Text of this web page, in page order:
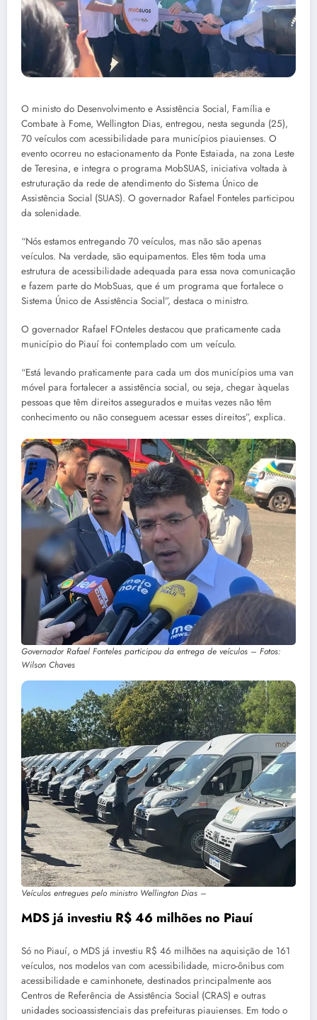
O ministo do Desenvolvimento e Assistência Social, Família e
Combate à Fome, Wellington Dias, entregou, nesta segunda (25),
70 veículos com acessibilidade para municípios piauienses. O
evento ocorreu no estacionamento da Ponte Estaiada, na zona Leste
de Teresina, e integra o programa MobSUAS, iniciativa voltada à
estruturação da rede de atendimento do Sistema Único de
Assistência Social (SUAS). O governador Rafael Fonteles participou
da solenidade.
“Nós estamos entregando 70 veículos, mas não são apenas
veículos. Na verdade, são equipamentos. Eles têm toda uma
estrutura de acessibilidade adequada para essa nova comunicação
e fazem parte do MobSuas, que é um programa que fortalece o
Sistema Único de Assistência Social”, destaca o ministro.
O governador Rafael FOnteles destacou que praticamente cada
município do Piauí foi contemplado com um veículo.
“Está levando praticamente para cada um dos municípios uma van
móvel para fortalecer a assistência social, ou seja, chegar àquelas
pessoas que têm direitos assegurados e muitas vezes não têm
conhecimento ou não conseguem acessar esses direitos”, explica.
Governador Rafael Fonteles participou da entrega de veículos – Fotos:
Wilson Chaves
Veículos entregues pelo ministro Wellington Dias –
MDS já investiu R$ 46 milhões no Piauí
Só no Piauí, o MDS já investiu R$ 46 milhões na aquisição de 161
veículos, nos modelos van com acessibilidade, micro-ônibus com
acessibilidade e caminhonete, destinados principalmente aos
Centros de Referência de Assistência Social (CRAS) e outras
unidades socioassistenciais das prefeituras piauienses. Em todo o